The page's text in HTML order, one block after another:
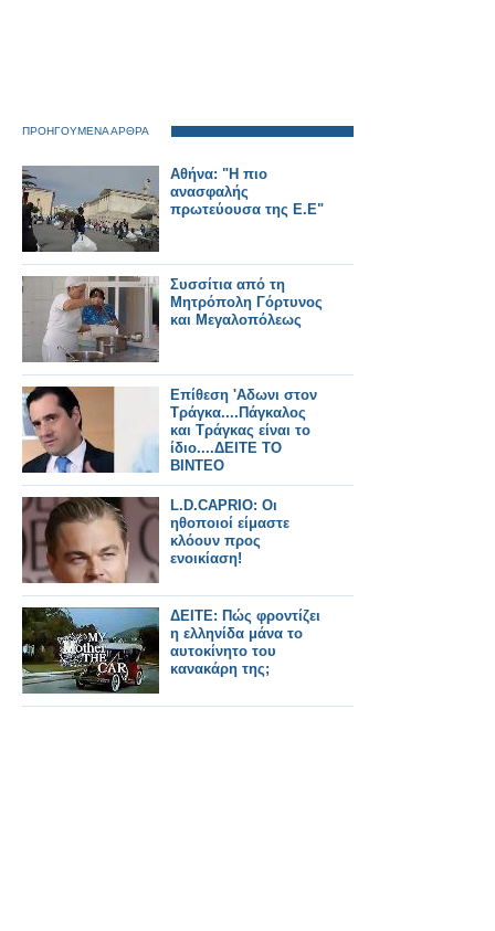
ΠΡΟΗΓΟΥΜΕΝΑ ΑΡΘΡΑ
Αθήνα: "Η πιο
ανασφαλής
πρωτεύουσα της Ε.Ε"
Συσσίτια από τη
Μητρόπολη Γόρτυνος
και Μεγαλοπόλεως
Επίθεση 'Αδωνι στον
Τράγκα....Πάγκαλος
και Τράγκας είναι το
ίδιο....ΔΕΙΤΕ ΤΟ
ΒΙΝΤΕΟ
L.D.CAPRIO: Οι
ηθοποιοί είμαστε
κλόουν προς
ενοικίαση!
ΔΕΙΤΕ: Πώς φροντίζει
η ελληνίδα μάνα το
αυτοκίνητο του
κανακάρη της;